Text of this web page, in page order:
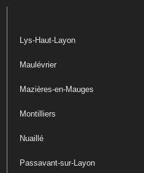
Lys-Haut-Layon
Maulévrier
Mazières-en-Mauges
Montilliers
Nuaillé
Passavant-sur-Layon